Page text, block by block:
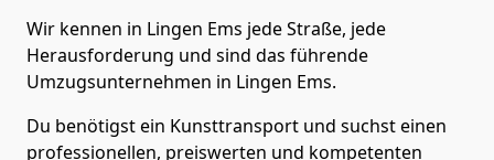
Wir kennen in Lingen Ems jede Straße, jede
Herausforderung und sind das führende
Umzugsunternehmen in Lingen Ems.
Du benötigst ein Kunsttransport und suchst einen
professionellen, preiswerten und kompetenten